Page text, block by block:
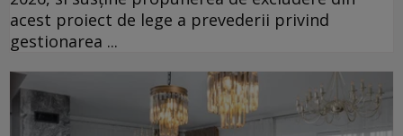
acest proiect de lege a prevederii privind
gestionarea ...